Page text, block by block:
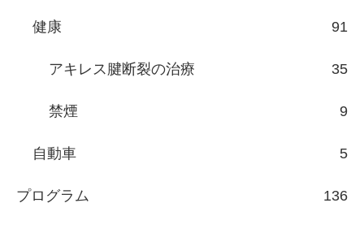
健康 91
アキレス腱断裂の治療 35
禁煙 9
自動車 5
プログラム 136